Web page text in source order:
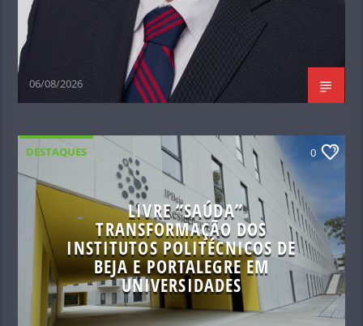
06/08/2026
DESTAQUES 0
LIVRE “SAÚDA”
TRANSFORMAÇÃO DOS
INSTITUTOS POLITÉCNICOS DE
BEJA E PORTALEGRE EM
UNIVERSIDADES